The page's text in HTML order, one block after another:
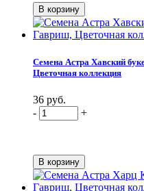
Семена Астра Хавский
Цветочная коллекция
36 руб.
-
+